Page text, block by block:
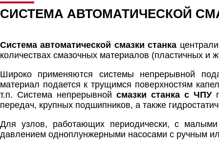
СИСТЕМА АВТОМАТИЧЕСКОЙ
Система автоматической смазки станка
количествах смазочных материалов (пластичных и
Широко применяются системы непрерывной
материал подается к трущимся поверхностям
т.п. Система непрерывной смазки станка с ЧПУ
передач, крупных подшипников, а также
Для узлов, работающих периодически, с
давлением одноплунжерными насосами с ручным